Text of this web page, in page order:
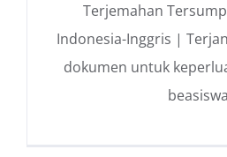
Terjemahan
Indonesia-Inggris |
dokumen untuk
beasiswa